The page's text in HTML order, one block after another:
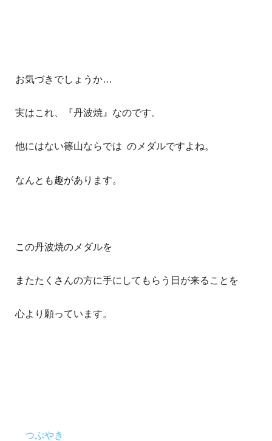
お気づきでしょうか…
実はこれ、『丹波焼』なのです。
他にはない篠山ならでは のメダルですよね。
なんとも趣があります。
この丹波焼のメダルを
またたくさんの方に手にしてもらう日が来ることを
心より願っています。
つぶやき